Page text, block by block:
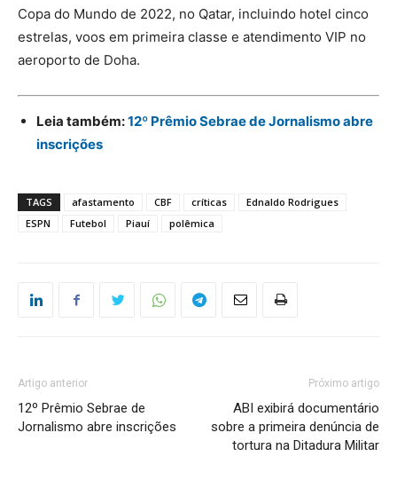
Copa do Mundo de 2022, no Qatar, incluindo hotel cinco
estrelas, voos em primeira classe e atendimento VIP no
aeroporto de Doha.
Leia também:12º Prêmio Sebrae de Jornalismo abre
inscrições
TAGS afastamento CBF críticas
Ednaldo Rodrigues
ESPN
Futebol Piauí polêmica
Artigo anterior
12º Prêmio Sebrae de
Jornalismo abre inscrições
Próximo artigo
ABI exibirá documentário
sobre a primeira denúncia de
tortura na Ditadura Militar